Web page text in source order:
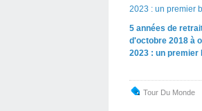
5 années de
d'octobre 2018 à
2023 : un premier
Tour Du Monde